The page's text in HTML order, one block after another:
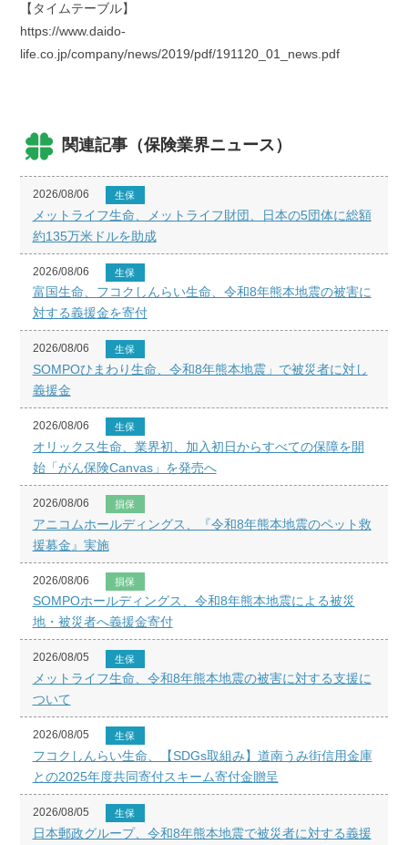
【タイムテーブル】
https://www.daido-
life.co.jp/company/news/2019/pdf/191120_01_news.pdf
関連記事（保険業界ニュース）
2026/08/06 生保
メットライフ生命、メットライフ財団、日本の5団体に総額
約135万米ドルを助成
2026/08/06 生保
富国生命、フコクしんらい生命、令和8年熊本地震の被害に
対する義援金を寄付
2026/08/06 生保
SOMPOひまわり生命、令和8年熊本地震」で被災者に対し
義援金
2026/08/06 生保
オリックス生命、業界初、加入初日からすべての保障を開
始「がん保険Canvas」を発売へ
2026/08/06 損保
アニコムホールディングス、『令和8年熊本地震のペット救
援募金』実施
2026/08/06 損保
SOMPOホールディングス、令和8年熊本地震による被災
地・被災者へ義援金寄付
2026/08/05 生保
メットライフ生命、令和8年熊本地震の被害に対する支援に
ついて
2026/08/05 生保
フコクしんらい生命、【SDGs取組み】道南うみ街信用金庫
との2025年度共同寄付スキーム寄付金贈呈
2026/08/05 生保
日本郵政グループ、令和8年熊本地震で被災者に対する義援